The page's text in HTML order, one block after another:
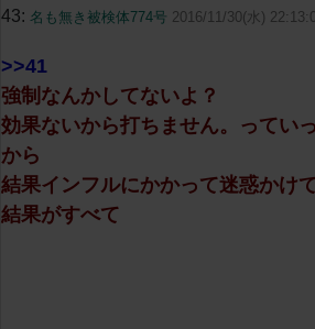
43: 名も無き被検体774号 2016/11/30(水)
>>41
強制なんかしてないよ？
効果ないから打ちません。ってい
から
結果インフルにかかって迷惑かけ
結果がすべて